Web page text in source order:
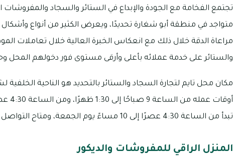
تجتمع الفخامة مع الجودة والإبداع في الستائر والسجاد
متواجد في منطقة أبو شغارة تحديدًا، ويعرض الكثير من أنواع وأشكال
مراعاة الدقة خلال ذلك مع انعكاس الخبرة العالية خلال تعاملات
والستائر على خدمة عملائه بأعلى وأرقى مستوى فور دخولهم المحل
مكان محل تايم لتجارة السجاد والستائر بالتحديد هو الناحية
تبدأ من الساعة 4:30 عصرًا إلى 10 مساءً يوم الجمعة، ومتاح التواصل عبر الأرقام التالية: 4600 633 050 أو 0223 111 055
المنزل الراقي للمفروشات والديكور